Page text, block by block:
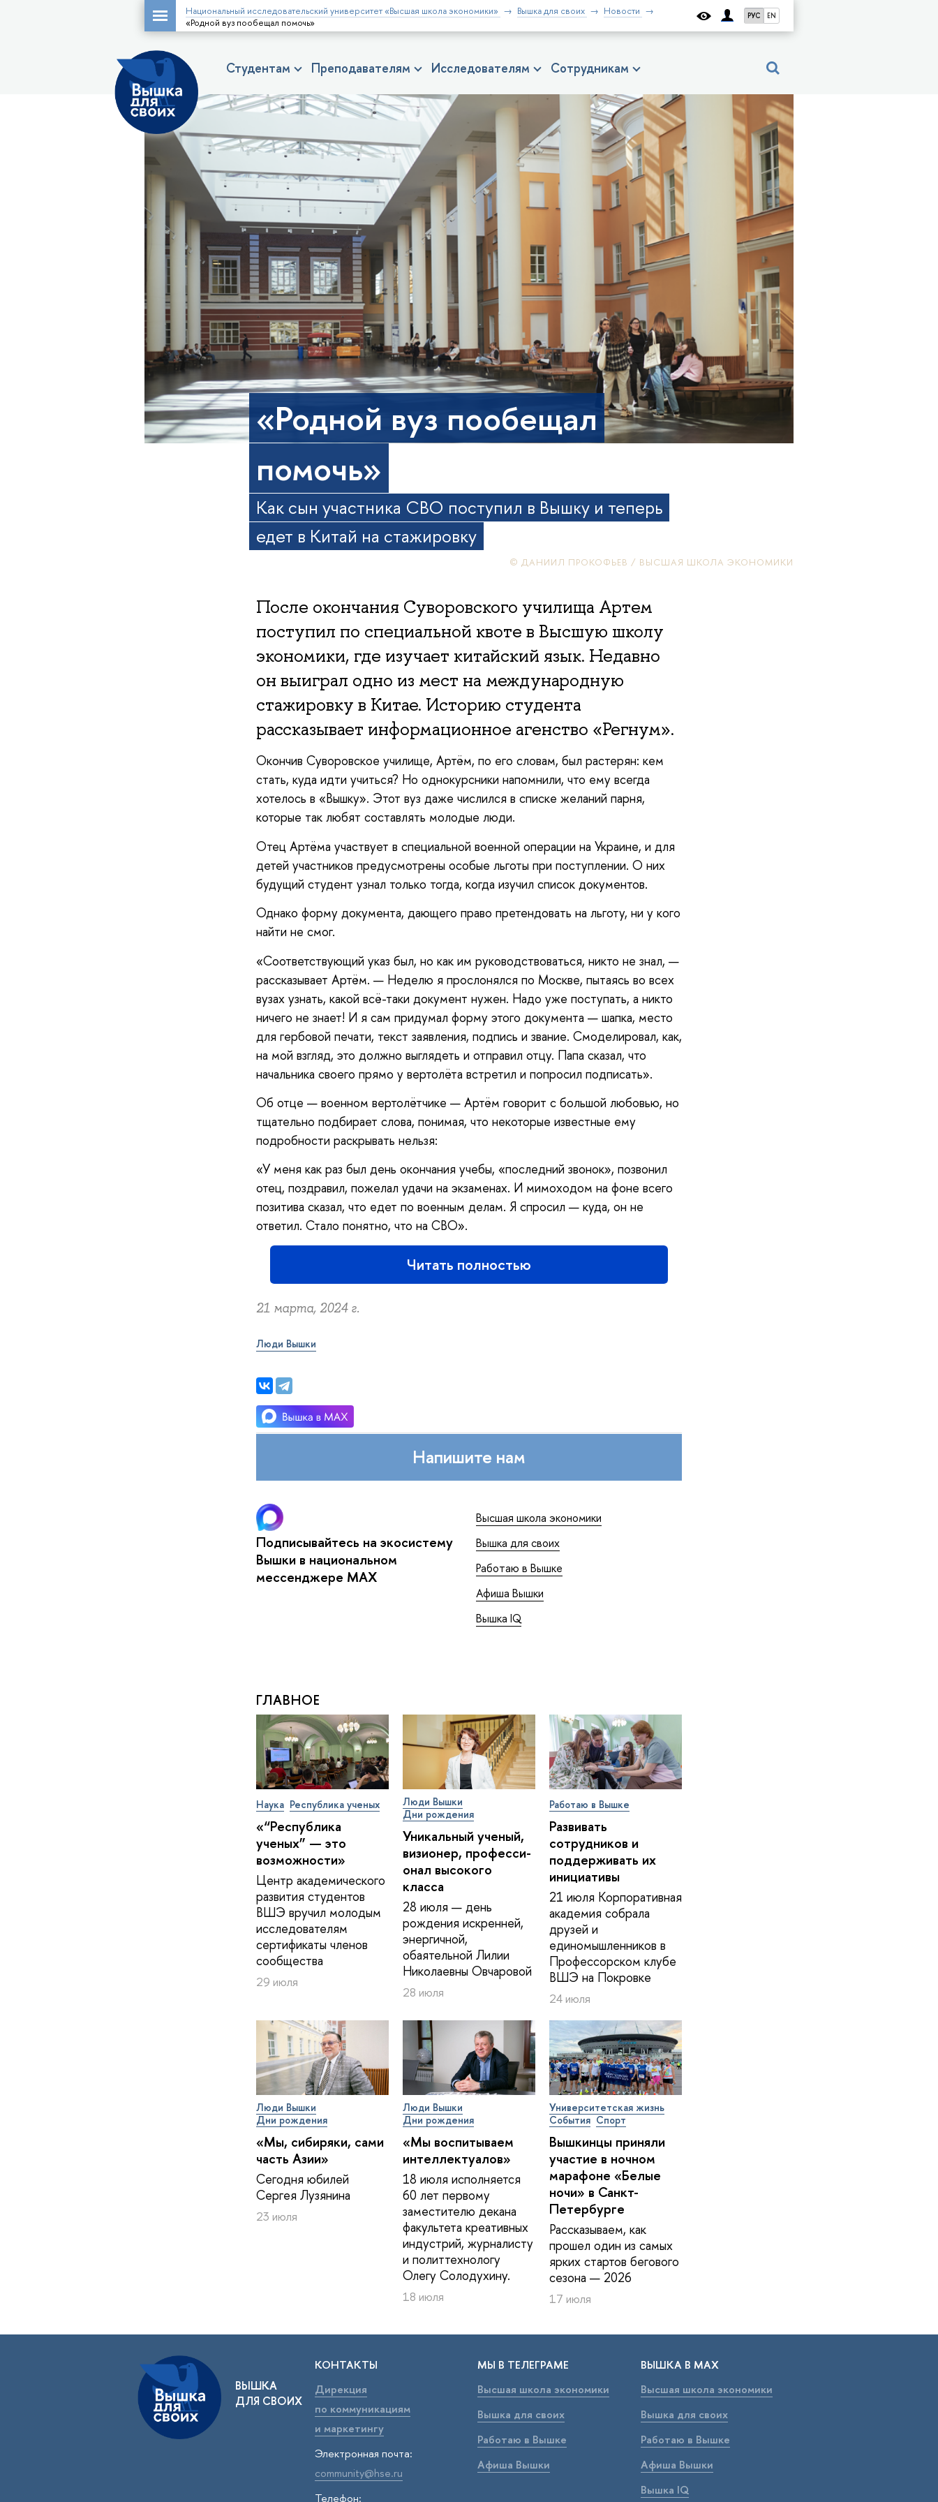
РУС EN
Национальный исследовательский университет «Высшая школа экономики» Вышка для своих
Новости
«Родной вуз пообещал помочь»
Студентам Преподавателям Исследователям Сотрудникам
«Родной вуз пообещал
помочь»
Как сын участника СВО поступил в Вышку и теперь
едет в Китай на стажировку
© ДАНИИЛ ПРОКОФЬЕВ / ВЫСШАЯ ШКОЛА ЭКОНОМИКИ
После окончания Суворовского училища Артем
поступил по специальной квоте в Высшую школу
экономики, где изучает китайский язык. Недавно
он выиграл одно из мест на международную
стажировку в Китае. Историю студента
рассказывает информационное агенство «Регнум».
Окончив Суворовское училище, Артём, по его словам, был растерян: кем
стать, куда идти учиться? Но однокурсники напомнили, что ему всегда
хотелось в «Вышку». Этот вуз даже числился в списке желаний парня,
которые так любят составлять молодые люди.
Отец Артёма участвует в специальной военной операции на Украине, и для
детей участников предусмотрены особые льготы при поступлении. О них
будущий студент узнал только тогда, когда изучил список документов.
Однако форму документа, дающего право претендовать на льготу, ни у кого
найти не смог.
«Соответствующий указ был, но как им руководствоваться, никто не знал, —
рассказывает Артём. — Неделю я прослонялся по Москве, пытаясь во всех
вузах узнать, какой всё-таки документ нужен. Надо уже поступать, а никто
ничего не знает! И я сам придумал форму этого документа — шапка, место
для гербовой печати, текст заявления, подпись и звание. Смоделировал, как,
на мой взгляд, это должно выглядеть и отправил отцу. Папа сказал, что
начальника своего прямо у вертолёта встретил и попросил подписать».
Об отце — военном вертолётчике — Артём говорит с большой любовью, но
тщательно подбирает слова, понимая, что некоторые известные ему
подробности раскрывать нельзя:
«У меня как раз был день окончания учебы, «последний звонок», позвонил
отец, поздравил, пожелал удачи на экзаменах. И мимоходом на фоне всего
позитива сказал, что едет по военным делам. Я спросил — куда, он не
ответил. Стало понятно, что на СВО».
Читать полностью
21 марта, 2024 г.
Люди Вышки
Напишите нам
Подписывайтесь на экосистему
Вышки в национальном
мессенджере MAX
Высшая школа экономики
Вышка для своих
Работаю в Вышке
Афиша Вышки
Вышка IQ
ГЛАВНОЕ
Наука Республика ученых
«“Республика
ученых” — это
возможности»
Центр академического
развития студентов
ВШЭ вручил молодым
исследователям
сертификаты членов
сообщества
29 июля
Люди Вышки
Дни рождения
Уникальный ученый,
визионер, про­фес­си­
о­нал высокого
класса
28 июля — день
рождения искренней,
энергичной,
обаятельной Лилии
Николаевны Овчаровой
28 июля
Работаю в Вышке
Развивать
сотрудников и
поддерживать их
инициативы
21 июля Корпоративная
академия собрала
друзей и
единомышленников в
Профессорском клубе
ВШЭ на Покровке
24 июля
Люди Вышки
Дни рождения
«Мы, сибиряки, сами
часть Азии»
Сегодня юбилей
Сергея Лузянина
23 июля
Люди Вышки
Дни рождения
«Мы воспитываем
интеллектуалов»
18 июля исполняется
60 лет первому
заместителю декана
факультета креативных
индустрий, журналисту
и политтехнологу
Олегу Солодухину.
18 июля
Университетская жизнь
События Спорт
Вышкинцы приняли
участие в ночном
марафоне «Белые
ночи» в Санкт-
Петербурге
Рассказываем, как
прошел один из самых
ярких стартов бегового
сезона — 2026
17 июля
ВЫШКА
ДЛЯ СВОИХ
КОНТАКТЫ
Дирекция
по коммуникациям
и маркетингу
Электронная почта:
community@hse.ru
Телефон:
МЫ В ТЕЛЕГРАМЕ
Высшая школа экономики
Вышка для своих
Работаю в Вышке
Афиша Вышки
ВЫШКА В МАХ
Высшая школа экономики
Вышка для своих
Работаю в Вышке
Афиша Вышки
Вышка IQ